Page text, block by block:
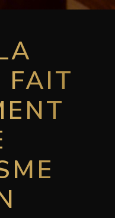
FAIT